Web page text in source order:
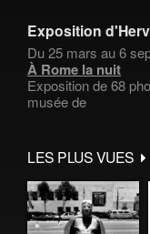
Exposition
Du 25 mars au 6
À Rome la nuit
Exposition de 68
musée de
LES PLUS VUES